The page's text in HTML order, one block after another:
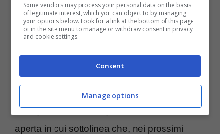
Se da un lato troviamo le principali aziende
produttrici di PC, smartphone e tablet,
settore dei videogiochi
molto preoccupato per la Brexit. Il direttore
dell’associazione di categoria del Regno
aperta in cui sottolinea che, nei prossimi
Some vendors may process your personal data on the basis
of legitimate interest, which you can object to by managing
your options below. Look for a link at the bottom of this page
or in the site menu to manage or withdraw consent in privacy
and cookie settings.
Consent
Manage options